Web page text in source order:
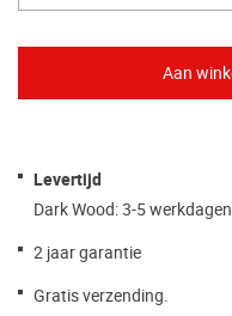
Levertijd
Dark Wood: 3-5 werkdagen
2 jaar garantie
Gratis verzending.